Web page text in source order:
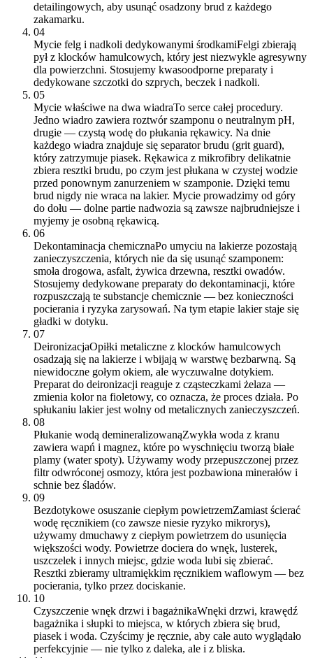
detailingowych, aby usunąć osadzony brud z każdego
zakamarku.
04
Mycie felg i nadkoli dedykowanymi środkamiFelgi zbierają
pył z klocków hamulcowych, który jest niezwykle agresywny
dla powierzchni. Stosujemy kwasoodporne preparaty i
dedykowane szczotki do szprych, beczek i nadkoli.
05
Mycie właściwe na dwa wiadraTo serce całej procedury.
Jedno wiadro zawiera roztwór szamponu o neutralnym pH,
drugie — czystą wodę do płukania rękawicy. Na dnie
każdego wiadra znajduje się separator brudu (grit guard),
który zatrzymuje piasek. Rękawica z mikrofibry delikatnie
zbiera resztki brudu, po czym jest płukana w czystej wodzie
przed ponownym zanurzeniem w szamponie. Dzięki temu
brud nigdy nie wraca na lakier. Mycie prowadzimy od góry
do dołu — dolne partie nadwozia są zawsze najbrudniejsze i
myjemy je osobną rękawicą.
06
Dekontaminacja chemicznaPo umyciu na lakierze pozostają
zanieczyszczenia, których nie da się usunąć szamponem:
smoła drogowa, asfalt, żywica drzewna, resztki owadów.
Stosujemy dedykowane preparaty do dekontaminacji, które
rozpuszczają te substancje chemicznie — bez konieczności
pocierania i ryzyka zarysowań. Na tym etapie lakier staje się
gładki w dotyku.
07
DeironizacjaOpiłki metaliczne z klocków hamulcowych
osadzają się na lakierze i wbijają w warstwę bezbarwną. Są
niewidoczne gołym okiem, ale wyczuwalne dotykiem.
Preparat do deironizacji reaguje z cząsteczkami żelaza —
zmienia kolor na fioletowy, co oznacza, że proces działa. Po
spłukaniu lakier jest wolny od metalicznych zanieczyszczeń.
08
Płukanie wodą demineralizowanąZwykła woda z kranu
zawiera wapń i magnez, które po wyschnięciu tworzą białe
plamy (water spoty). Używamy wody przepuszczonej przez
filtr odwróconej osmozy, która jest pozbawiona minerałów i
schnie bez śladów.
09
Bezdotykowe osuszanie ciepłym powietrzemZamiast ścierać
wodę ręcznikiem (co zawsze niesie ryzyko mikrorys),
używamy dmuchawy z ciepłym powietrzem do usunięcia
większości wody. Powietrze dociera do wnęk, lusterek,
uszczelek i innych miejsc, gdzie woda lubi się zbierać.
Resztki zbieramy ultramiękkim ręcznikiem waflowym — bez
pocierania, tylko przez dociskanie.
10
Czyszczenie wnęk drzwi i bagażnikaWnęki drzwi, krawędź
bagażnika i słupki to miejsca, w których zbiera się brud,
piasek i woda. Czyścimy je ręcznie, aby całe auto wyglądało
perfekcyjnie — nie tylko z daleka, ale i z bliska.